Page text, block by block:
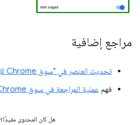
مراجع إضافية
تحديث العنصر في "سوق Chrome الإلكتروني"
فهم عملية المراجعة في سوق Chrome الإلكتروني
هل كان المحتوى مفيدًا؟